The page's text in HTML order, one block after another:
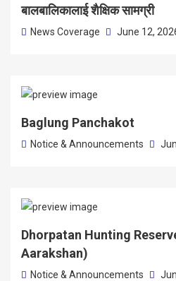
बालबालिकालाई शैक्षिक सामग्री
News Coverage June 12,
Baglung Panchakot
Notice & Announcements
Dhorpatan Hunting
Aarakshan)
Notice & Announcements